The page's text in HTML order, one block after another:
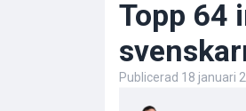
Topp 64
Publicerad 18 januari